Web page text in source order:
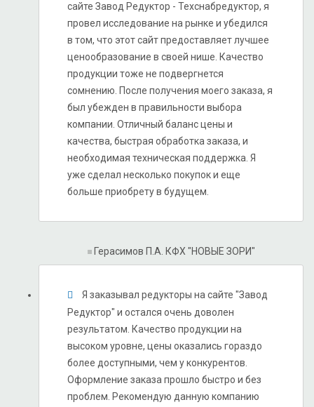
сайте Завод Редуктор - Техснабредуктор, я
провел исследование на рынке и убедился
в том, что этот сайт предоставляет лучшее
ценообразование в своей нише. Качество
продукции тоже не подвергнется
сомнению. После получения моего заказа, я
был убежден в правильности выбора
компании. Отличный баланс цены и
качества, быстрая обработка заказа, и
необходимая техническая поддержка. Я
уже сделал несколько покупок и еще
больше приобрету в будущем.
Герасимов П.А. КФХ "НОВЫЕ ЗОРИ"
Я заказывал редукторы на сайте "Завод
Редуктор" и остался очень доволен
результатом. Качество продукции на
высоком уровне, цены оказались гораздо
более доступными, чем у конкурентов.
Оформление заказа прошло быстро и без
проблем. Рекомендую данную компанию